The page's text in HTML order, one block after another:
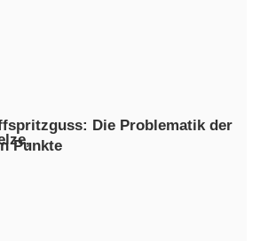
Die Problematik der
Punkte